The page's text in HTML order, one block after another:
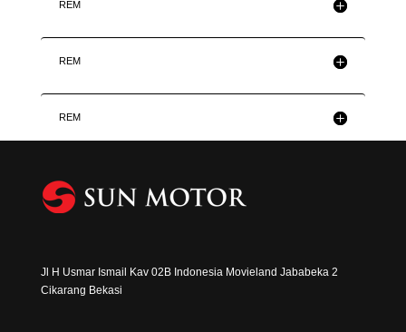
REM
REM
REM
Jl H Usmar Ismail Kav 02B Indonesia Movieland Jababeka 2
Cikarang Bekasi